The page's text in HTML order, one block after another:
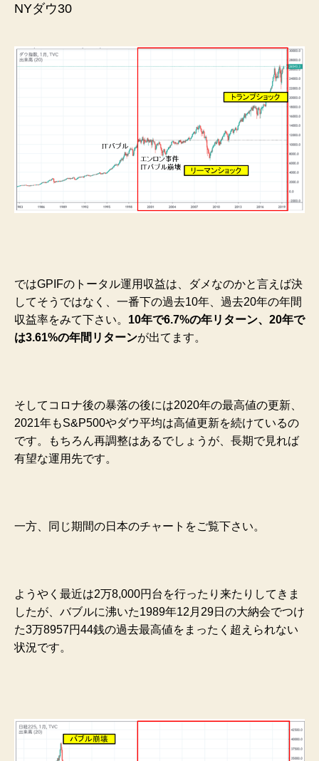
NYダウ30
ではGPIFのトータル運用収益は、ダメなのかと言えば決
してそうではなく、一番下の過去10年、過去20年の年間
収益率をみて下さい。 10年で6.7%の年リターン、20年で
は3.61%の年間リターンが出てます。
そしてコロナ後の暴落の後には2020年の最高値の更新、
2021年もS&P500やダウ平均は高値更新を続けているの
です。もちろん再調整はあるでしょうが、長期で見れば
有望な運用先です。
一方、同じ期間の日本のチャートをご覧下さい。
ようやく最近は2万8,000円台を行ったり来たりしてきま
したが、バブルに沸いた1989年12月29日の大納会でつけ
た3万8957円44銭の過去最高値をまったく超えられない
状況です。